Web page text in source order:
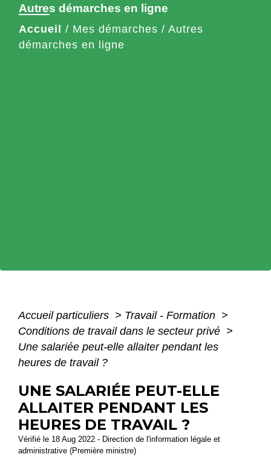
Autres démarches en ligne
Accueil / Mes démarches / Autres
démarches en ligne
Accueil particuliers > Travail - Formation >
Conditions de travail dans le secteur privé >
Une salariée peut-elle allaiter pendant les
heures de travail ?
UNE SALARIÉE PEUT-ELLE
ALLAITER PENDANT LES
HEURES DE TRAVAIL ?
Vérifié le 18 Aug 2022 - Direction de l'information légale et
administrative (Première ministre)